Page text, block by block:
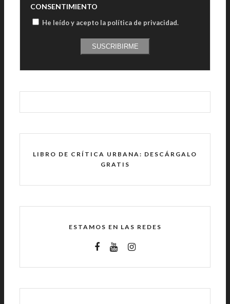
CONSENTIMIENTO
He leído y acepto la política de privacidad.
SUSCRIBIRME
LIBRO DE CRÍTICA URBANA: DESCÁRGALO
GRATIS
ESTAMOS EN LAS REDES